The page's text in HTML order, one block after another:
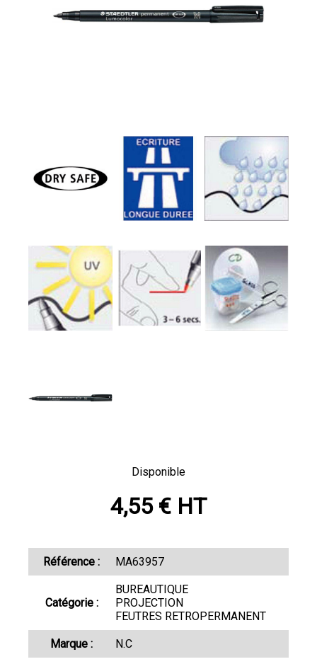
Disponible
4,55 € HT
Référence : MA63957
Catégorie :
BUREAUTIQUE
PROJECTION
FEUTRES RETROPERMANENT
Marque : N.C